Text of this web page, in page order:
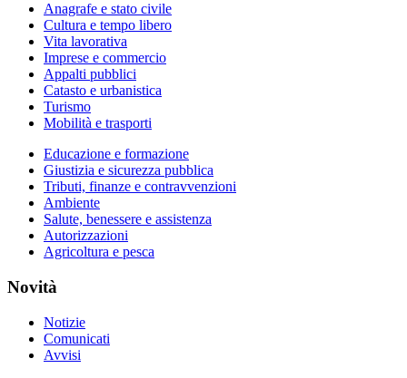
Anagrafe e stato civile
Cultura e tempo libero
Vita lavorativa
Imprese e commercio
Appalti pubblici
Catasto e urbanistica
Turismo
Mobilità e trasporti
Educazione e formazione
Giustizia e sicurezza pubblica
Tributi, finanze e contravvenzioni
Ambiente
Salute, benessere e assistenza
Autorizzazioni
Agricoltura e pesca
Novità
Notizie
Comunicati
Avvisi